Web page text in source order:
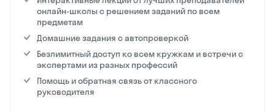
онлайн-школы с решением заданий по всем
предметам
Домашние задания с автопроверкой
Безлимитный доступ ко всем кружкам и встречи с
экспертами из разных профессий
Помощь и обратная связь от классного
руководителя